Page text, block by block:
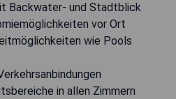
Backwater- und Stadtblick
vor Ort
wie Pools
in allen Zimmern